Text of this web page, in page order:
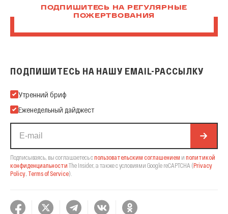
ПОДПИШИТЕСЬ НА РЕГУЛЯРНЫЕ
ПОЖЕРТВОВАНИЯ
ПОДПИШИТЕСЬ НА НАШУ EMAIL-РАССЫЛКУ
Подпишитесь на нашу Email-рассылку
Утренний бриф
Еженедельный дайджест
Подписываясь, вы соглашаетесь спользовательским соглашением и политикой
конфиденциальности The Insider, а также с условиями Google reCAPTCHA (Privacy
Policy, Terms of Service).